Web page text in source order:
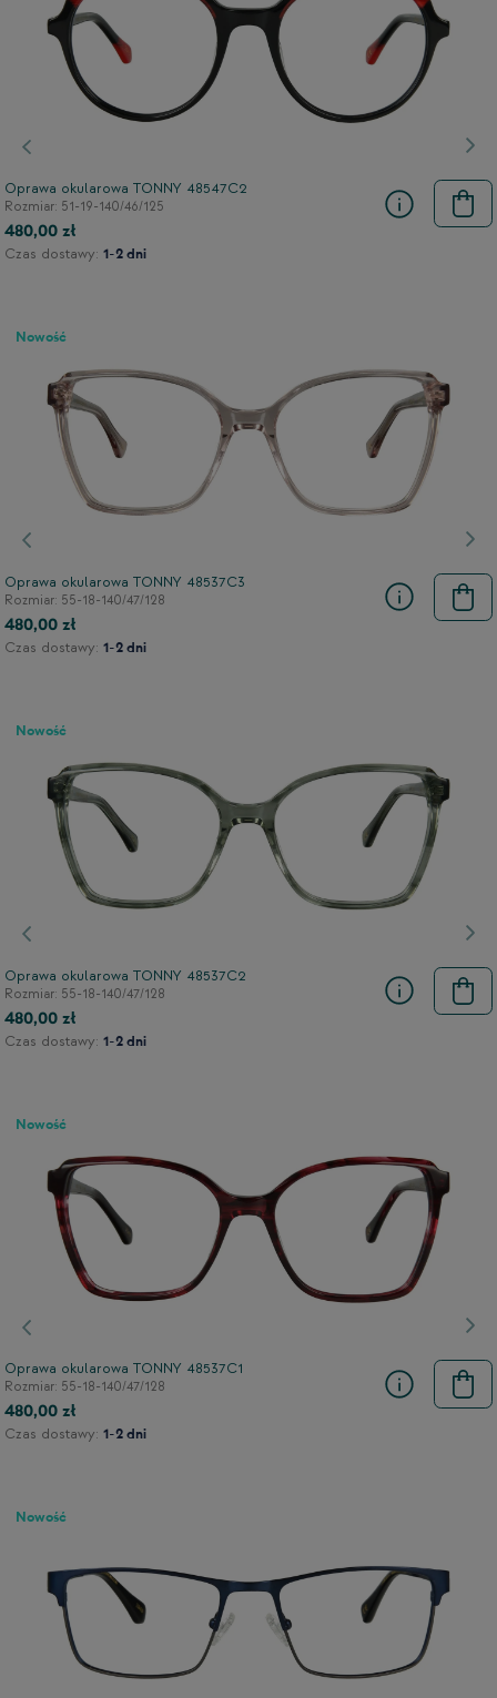
Poprzedni
Oprawa okularowa TONNY 48547C2
Rozmiar: 51-19-140/46/125
480,00 zł
Czas dostawy: 1-2 dni
Poprzedni
Nowość
Oprawa okularowa TONNY 48537C3
Rozmiar: 55-18-140/47/128
480,00 zł
Czas dostawy: 1-2 dni
Poprzedni
Nowość
Oprawa okularowa TONNY 48537C2
Rozmiar: 55-18-140/47/128
480,00 zł
Czas dostawy: 1-2 dni
Poprzedni
Nowość
Oprawa okularowa TONNY 48537C1
Rozmiar: 55-18-140/47/128
480,00 zł
Czas dostawy: 1-2 dni
Nowość